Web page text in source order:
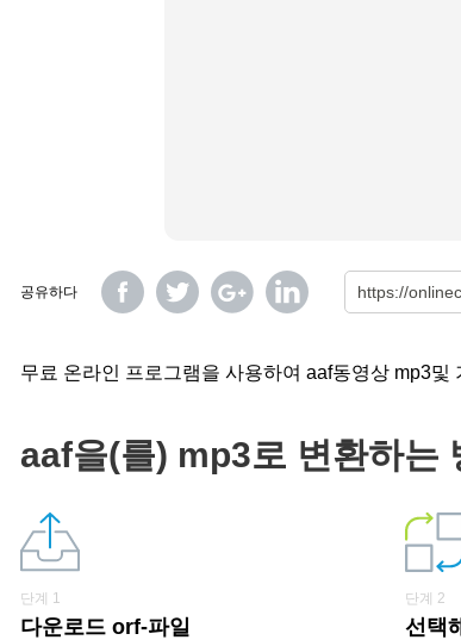
공유하다
무료 온라인 프로그램을 사용하여 aaf동영상 mp3및
aaf을(를) mp3로 변환하는
단계 1
다운로드 orf-파일
단계 2
선택